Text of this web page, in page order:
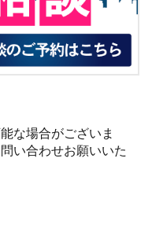
な場合がございま
い合わせお願いいた